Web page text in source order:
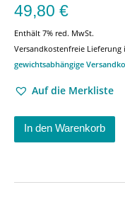
49,80 €
Enthält 7% red. MwSt.
Versandkostenfreie
gewichtsabhängige
Auf die Merkliste
In den Warenkorb